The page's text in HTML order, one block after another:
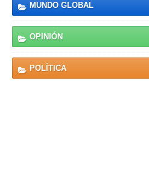
MUNDO GLOBAL
OPINIÓN
POLÍTICA